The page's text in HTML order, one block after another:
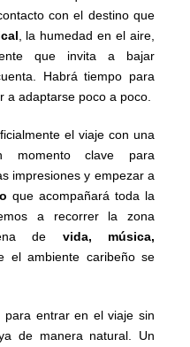
con el destino que
, la humedad en el aire,
que invita a bajar
Habrá tiempo para
a adaptarse poco a poco.
el viaje con una
momento clave para
impresiones y empezar a
que acompañará toda la
a recorrer la zona
de vida, música,
el ambiente caribeño se
entrar en el viaje sin
de manera natural. Un